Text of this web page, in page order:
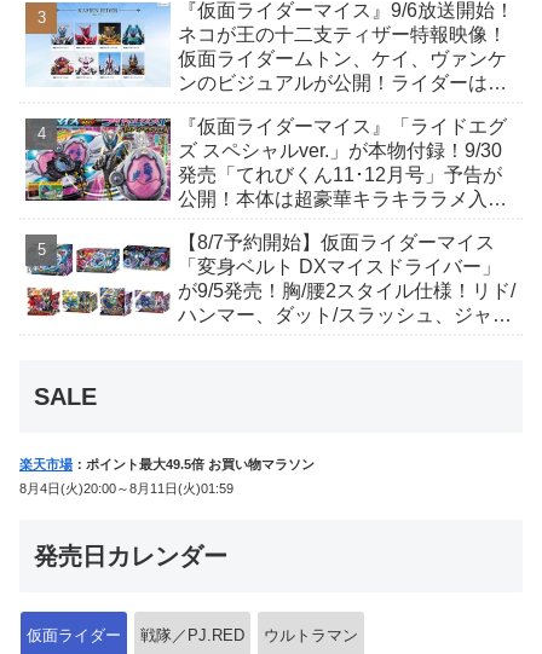
んも変身！
『仮面ライダーマイス』9/6放送開始！
ネコが王の十二支ティザー特報映像！
仮面ライダームトン、ケイ、ヴァンケ
ンのビジュアルが公開！ライダーは子
『仮面ライダーマイス』「ライドエグ
ズ スペシャルver.」が本物付録！9/30
発売「てれびくん11･12月号」予告が
公開！本体は超豪華キラキララメ入
音声が！
【8/7予約開始】仮面ライダーマイス
「変身ベルト DXマイスドライバー」
が9/5発売！胸/腰2スタイル仕様！リド/
ハンマー、ダット/スラッシュ、ジャ
SALE
楽天市場 ：ポイント最大49.5倍 お買い物マラソン
8月4日(火)20:00～8月11日(火)01:59
発売日カレンダー
仮面ライダー 戦隊／PJ.RED ウルトラマン